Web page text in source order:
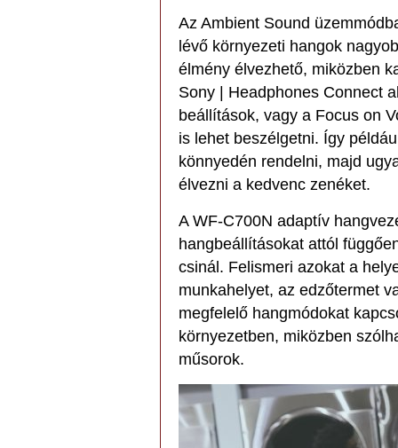
Az Ambient Sound
lévő környezeti hangok
élmény élvezhető, miközben
Sony | Headphones Connect
beállítások, vagy a Focus on
is lehet beszélgetni. Így
könnyedén rendelni, majd
élvezni a kedvenc zenéket.
A WF-C700N adaptív
hangbeállításokat attól
csinál. Felismeri azokat a
munkahelyet, az edzőtermet
megfelelő hangmódokat
környezetben, miközben
műsorok.